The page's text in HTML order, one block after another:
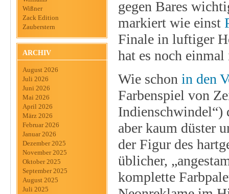
Wißner
Zack Edition
Zauberstern
ARCHIV
August 2026
Juli 2026
Juni 2026
Mai 2026
April 2026
März 2026
Februar 2026
Januar 2026
Dezember 2025
November 2025
Oktober 2025
September 2025
August 2025
Juli 2025
gegen Bares
markiert wie einst
Finale in luftiger
hat es noch
Wie schon in den
Farbenspiel von
Indienschwindel“)
aber kaum düster
der Figur des
üblicher,
komplette